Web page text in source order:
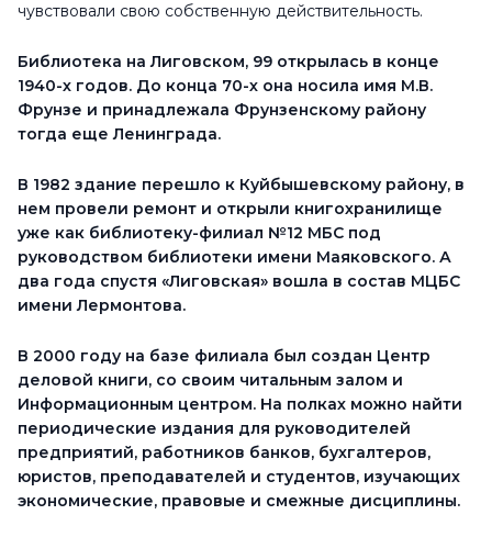
чувствовали свою собственную действительность.
Библиотека на Лиговском, 99 открылась в конце
1940-х годов. До конца 70-х она носила имя М.В.
Фрунзе и принадлежала Фрунзенскому району
тогда еще Ленинграда.
В 1982 здание перешло к Куйбышевскому району, в
нем провели ремонт и открыли книгохранилище
уже как библиотеку-филиал №12 МБС под
руководством библиотеки имени Маяковского. А
два года спустя «Лиговская» вошла в состав МЦБС
имени Лермонтова.
В 2000 году на базе филиала был создан Центр
деловой книги, со своим читальным залом и
Информационным центром. На полках можно найти
периодические издания для руководителей
предприятий, работников банков, бухгалтеров,
юристов, преподавателей и студентов, изучающих
экономические, правовые и смежные дисциплины.